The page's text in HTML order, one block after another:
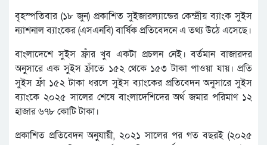
বৃহস্পতিবার (১৮ জুন) প্রকাশিত সুইজারল্যান্ডের কেন্দ্রীয় ব্যাংক সুইস
ন্যাশনাল ব্যাংকের (এসএনবি) বার্ষিক প্রতিবেদনে এ তথ্য উঠে এসেছে।
বাংলাদেশে সুইস ফ্রাঁর খুব একটা প্রচলন নেই। বর্তমান বাজারদর
অনুসারে এক সুইস ফ্রাঁতে ১৫২ থেকে ১৫৩ টাকা পাওয়া যায়। প্রতি
সুইস ফ্রাঁ ১৫২ টাকা ধরলে সুইস ব্যাংকের প্রতিবেদন অনুসারে সুইস
ব্যাংকে ২০২৫ সালের শেষে বাংলাদেশিদের অর্থ জমার পরিমাণ ১২
হাজার ৬৭৮ কোটি টাকা।
প্রকাশিত প্রতিবেদন অনুযায়ী, ২০২১ সালের পর গত বছরই (২০২৫